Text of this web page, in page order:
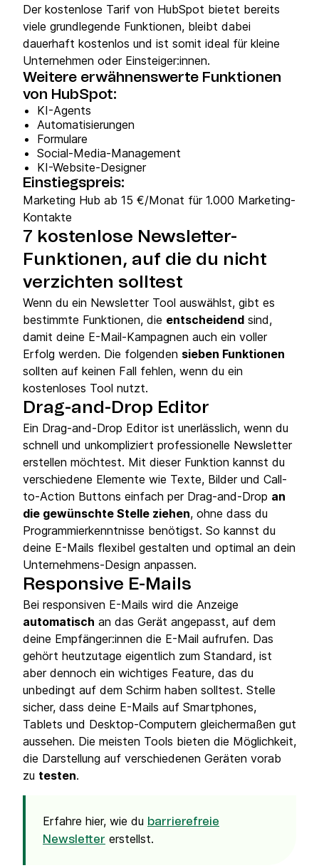
Der kostenlose Tarif von HubSpot bietet bereits
viele grundlegende Funktionen, bleibt dabei
dauerhaft kostenlos und ist somit ideal für kleine
Unternehmen oder Einsteiger:innen.
Weitere erwähnenswerte Funktionen
von HubSpot:
KI-Agents
Automatisierungen
Formulare
Social-Media-Management
KI-Website-Designer
Einstiegspreis:
Marketing Hub ab 15 €/Monat für 1.000 Marketing-
Kontakte
7 kostenlose Newsletter-
Funktionen, auf die du nicht
verzichten solltest
Wenn du ein Newsletter Tool auswählst, gibt es
bestimmte Funktionen, die entscheidend sind,
damit deine E-Mail-Kampagnen auch ein voller
Erfolg werden. Die folgenden sieben Funktionen
sollten auf keinen Fall fehlen, wenn du ein
kostenloses Tool nutzt.
Drag-and-Drop Editor
Ein Drag-and-Drop Editor ist unerlässlich, wenn du
schnell und unkompliziert professionelle Newsletter
erstellen möchtest. Mit dieser Funktion kannst du
verschiedene Elemente wie Texte, Bilder und Call-
to-Action Buttons einfach per Drag-and-Drop an
die gewünschte Stelle ziehen, ohne dass du
Programmierkenntnisse benötigst. So kannst du
deine E-Mails flexibel gestalten und optimal an dein
Unternehmens-Design anpassen.
Responsive E-Mails
Bei responsiven E-Mails wird die Anzeige
automatisch an das Gerät angepasst, auf dem
deine Empfänger:innen die E-Mail aufrufen. Das
gehört heutzutage eigentlich zum Standard, ist
aber dennoch ein wichtiges Feature, das du
unbedingt auf dem Schirm haben solltest. Stelle
sicher, dass deine E-Mails auf Smartphones,
Tablets und Desktop-Computern gleichermaßen gut
aussehen. Die meisten Tools bieten die Möglichkeit,
die Darstellung auf verschiedenen Geräten vorab
zu testen.
Erfahre hier, wie du barrierefreie
Newsletter erstellst.